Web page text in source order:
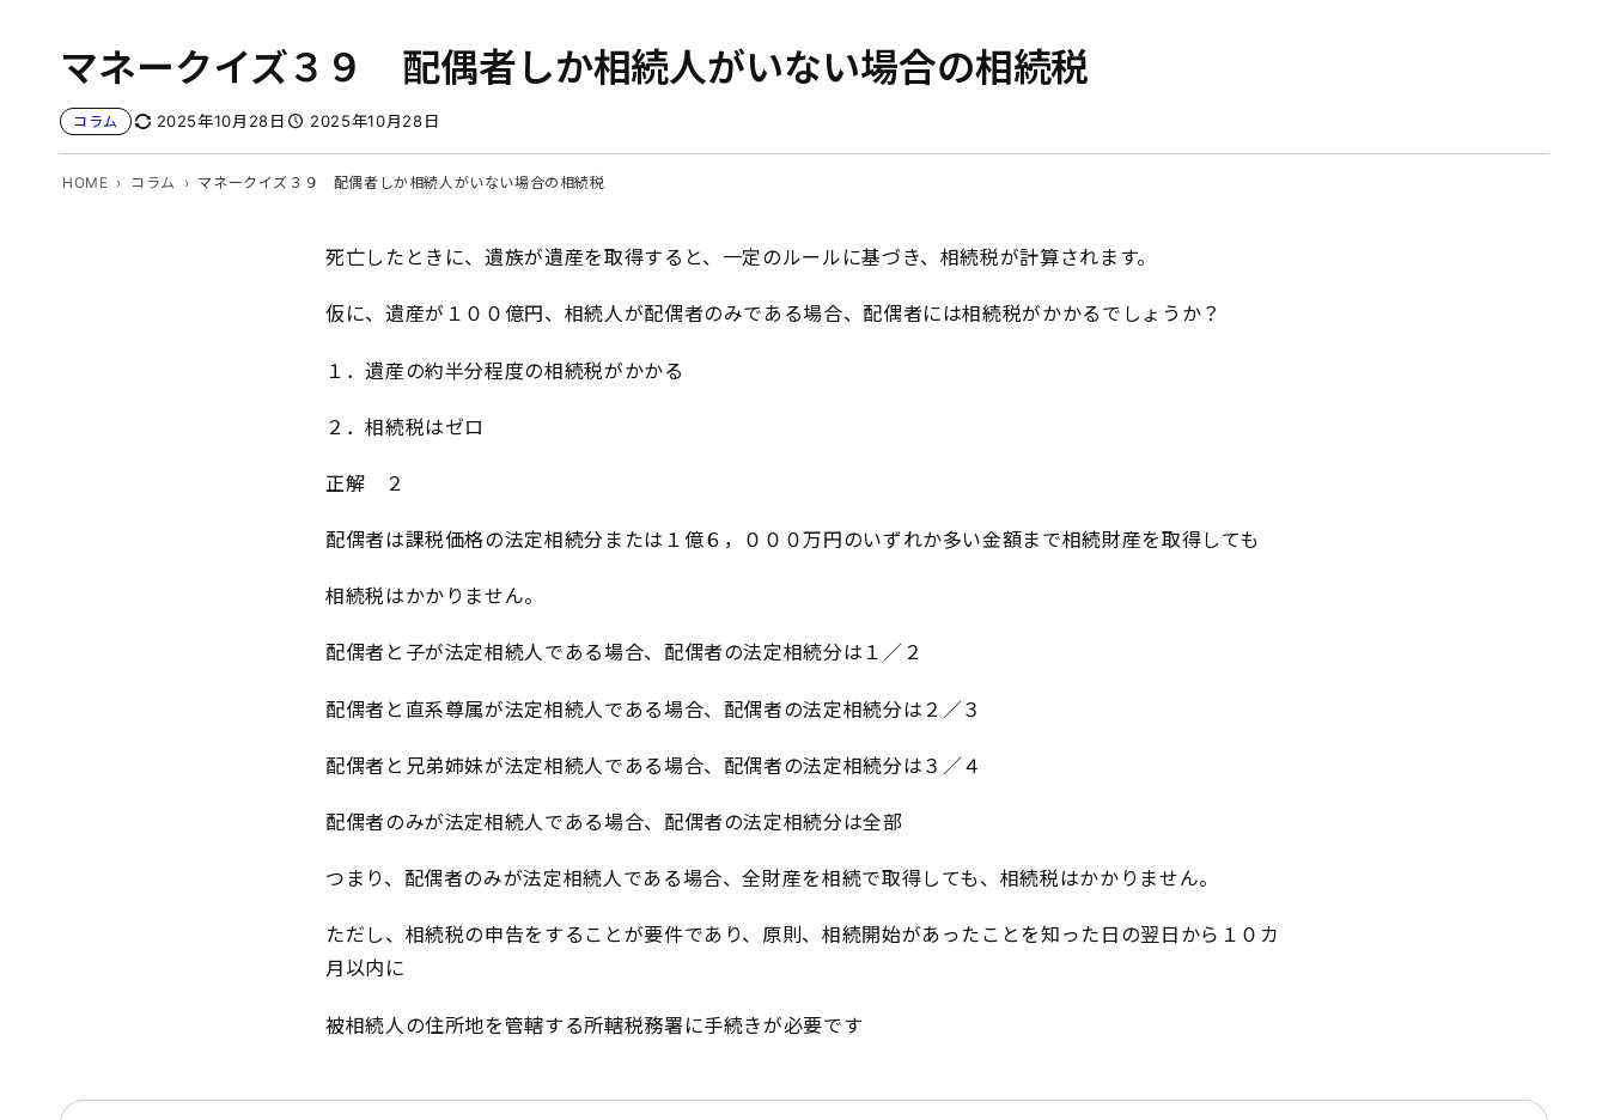
マネークイズ３９ 配偶者しか相続人がいない場合の相続税
コラム 2025年10月28日 2025年10月28日
HOME コラム マネークイズ３９ 配偶者しか相続人がいない場合の相続税
死亡したときに、遺族が遺産を取得すると、一定のルールに基づき、相続税が計算されます。
仮に、遺産が１００億円、相続人が配偶者のみである場合、配偶者には相続税がかかるでしょうか？
１．遺産の約半分程度の相続税がかかる
２．相続税はゼロ
正解 ２
配偶者は課税価格の法定相続分または１億６，０００万円のいずれか多い金額まで相続財産を取得しても
相続税はかかりません。
配偶者と子が法定相続人である場合、配偶者の法定相続分は１／２
配偶者と直系尊属が法定相続人である場合、配偶者の法定相続分は２／３
配偶者と兄弟姉妹が法定相続人である場合、配偶者の法定相続分は３／４
配偶者のみが法定相続人である場合、配偶者の法定相続分は全部
つまり、配偶者のみが法定相続人である場合、全財産を相続で取得しても、相続税はかかりません。
ただし、相続税の申告をすることが要件であり、原則、相続開始があったことを知った日の翌日から１０カ
月以内に
被相続人の住所地を管轄する所轄税務署に手続きが必要です